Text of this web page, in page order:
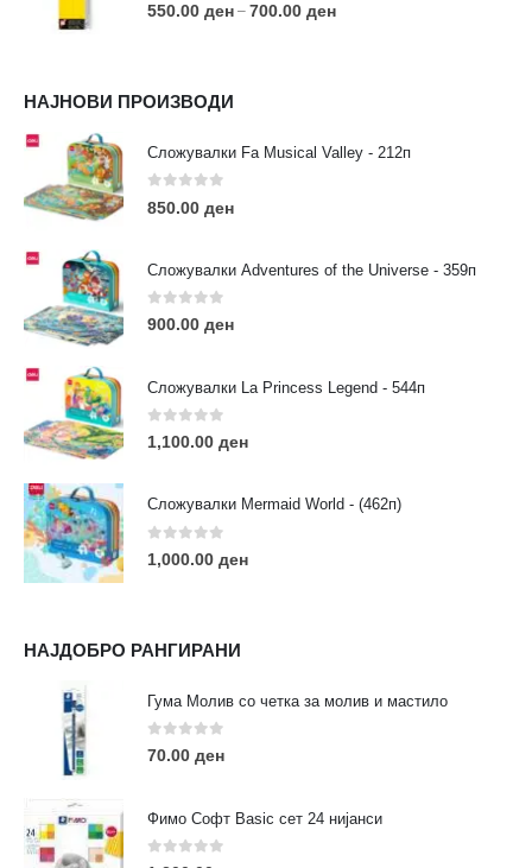
0out of 5
550.00 ден – 700.00 ден
НАЈНОВИ ПРОИЗВОДИ
Сложувалки Fa Musical Valley - 212п
0out of 5
850.00 ден
Сложувалки Adventures of the Universe - 359п
0out of 5
900.00 ден
Сложувалки La Princess Legend - 544п
0 out of 5
1,100.00 ден
Сложувалки Mermaid World - (462п)
0 out of 5
1,000.00 ден
НАЈДОБРО РАНГИРАНИ
Гума Молив со четка за молив и мастило
0out of 5
70.00 ден
Фимо Софт Basic сет 24 нијанси
ул. 3та Македонска Бригада бр.46
ТЕЛЕФОН:
0038977640534
contact@moehobi.mk
РАБОТНО ВРЕМЕ:
Пон - Саб / 09:00 - 21:00
ЛИНКОВИ
Услови за користење
Големопродажба
Кариера
За нас
Нашите локации
ПОПУЛАРНИ ТАГОВИ
eurodanvest FIMO Креативни Сетови
markers
rapitografi sketch staedtler